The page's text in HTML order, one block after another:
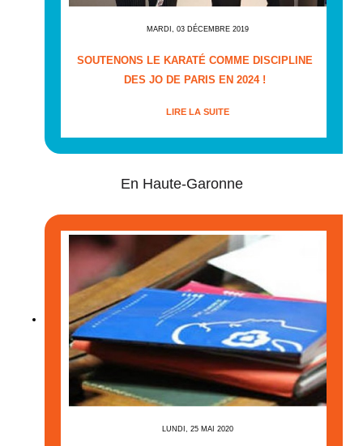
MARDI, 03 DÉCEMBRE 2019
SOUTENONS LE KARATÉ COMME DISCIPLINE
DES JO DE PARIS EN 2024 !
LIRE LA SUITE
En Haute-Garonne
LUNDI, 25 MAI 2020